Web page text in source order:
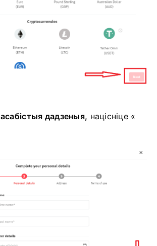
асабістыя дадзеныя, націсніце «